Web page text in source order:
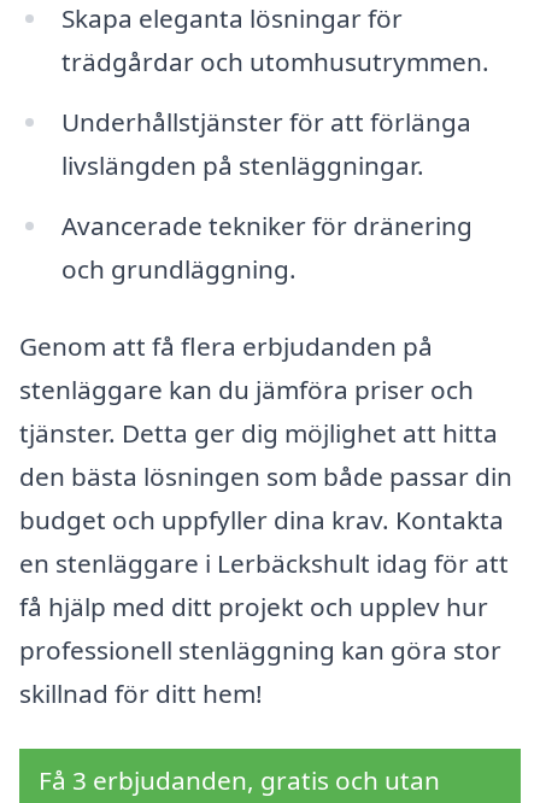
Skapa eleganta lösningar för
trädgårdar och utomhusutrymmen.
Underhållstjänster för att förlänga
livslängden på stenläggningar.
Avancerade tekniker för dränering
och grundläggning.
Genom att få flera erbjudanden på
stenläggare kan du jämföra priser och
tjänster. Detta ger dig möjlighet att hitta
den bästa lösningen som både passar din
budget och uppfyller dina krav. Kontakta
en stenläggare i Lerbäckshult idag för att
få hjälp med ditt projekt och upplev hur
professionell stenläggning kan göra stor
skillnad för ditt hem!
Få 3 erbjudanden, gratis och utan